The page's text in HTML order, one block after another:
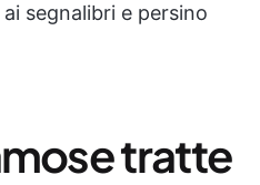
segnalibri e persino
tratte